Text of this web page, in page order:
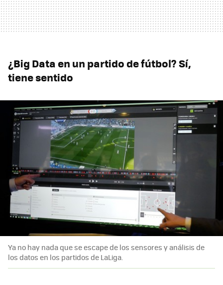
¿Big Data en un partido de fútbol? Sí,
tiene sentido
Ya no hay nada que se escape de los sensores y análisis de
los datos en los partidos de LaLiga.